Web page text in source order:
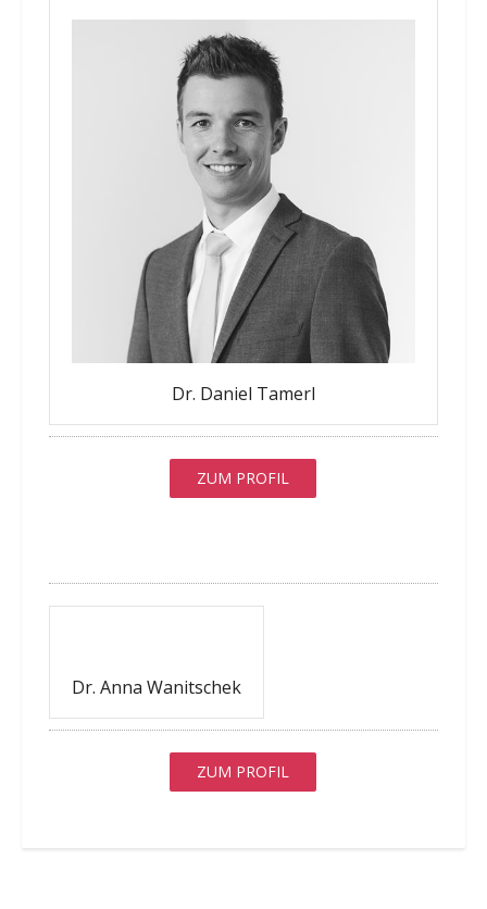
Dr. Daniel Tamerl
ZUM PROFIL
Dr. Anna Wanitschek
ZUM PROFIL